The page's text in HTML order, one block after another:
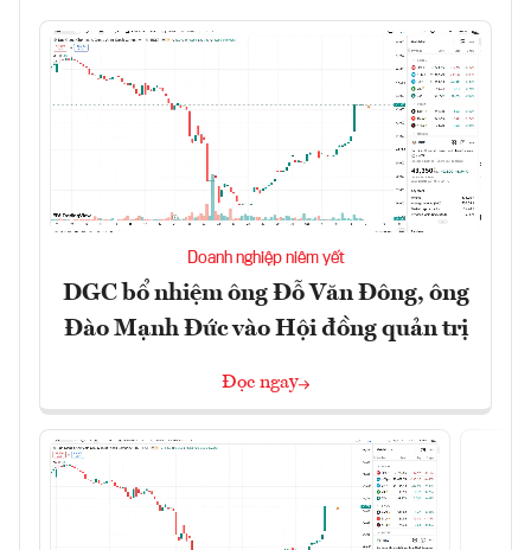
Doanh nghiệp niêm yết
DGC bổ nhiệm ông Đỗ Văn Đông, ông
Đào Mạnh Đức vào Hội đồng quản trị
Đọc ngay